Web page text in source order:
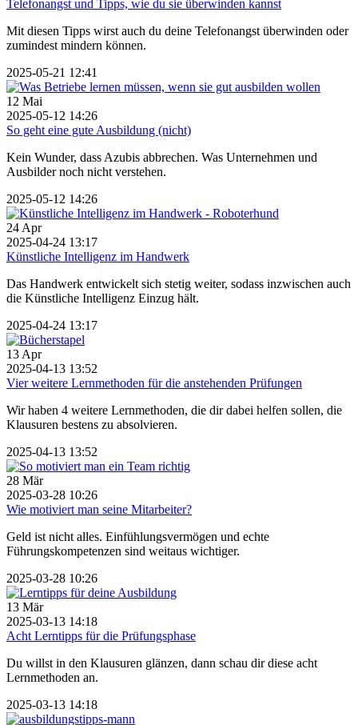
Telefonangst und Tipps, wie du sie überwinden kannst
Mit diesen Tipps wirst auch du deine Telefonangst überwinden oder
zumindest mindern können.
2025-05-21 12:41
12 Mai
2025-05-12 14:26
So geht eine gute Ausbildung (nicht)
Kein Wunder, dass Azubis abbrechen. Was Unternehmen und
Ausbilder noch nicht verstehen.
2025-05-12 14:26
24 Apr
2025-04-24 13:17
Künstliche Intelligenz im Handwerk
Das Handwerk entwickelt sich stetig weiter, sodass inzwischen auch
die Künstliche Intelligenz Einzug hält.
2025-04-24 13:17
13 Apr
2025-04-13 13:52
Vier weitere Lernmethoden für die anstehenden Prüfungen
Wir haben 4 weitere Lernmethoden, die dir dabei helfen sollen, die
Klausuren bestens zu absolvieren.
2025-04-13 13:52
28 Mär
2025-03-28 10:26
Wie motiviert man seine Mitarbeiter?
Geld ist nicht alles. Einfühlungsvermögen und echte
Führungskompetenzen sind weitaus wichtiger.
2025-03-28 10:26
13 Mär
2025-03-13 14:18
Acht Lerntipps für die Prüfungsphase
Du willst in den Klausuren glänzen, dann schau dir diese acht
Lernmethoden an.
2025-03-13 14:18